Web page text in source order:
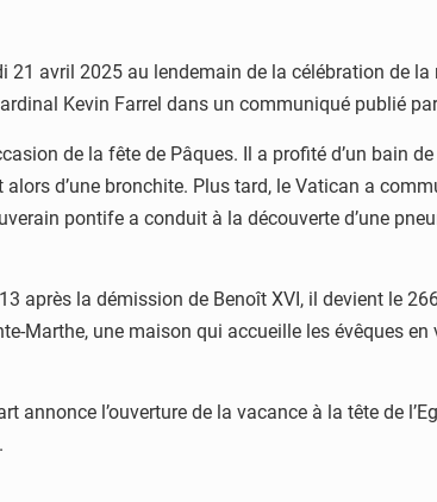
avril 2025 au lendemain de la célébration de
Kevin Farrel dans un communiqué publié
de la fête de Pâques. Il a profité d’un bain
d’une bronchite. Plus tard, le Vatican a
pontife a conduit à la découverte d’une
après la démission de Benoît XVI, il devient le
Marthe, une maison qui accueille les évêques
annonce l’ouverture de la vacance à la tête de